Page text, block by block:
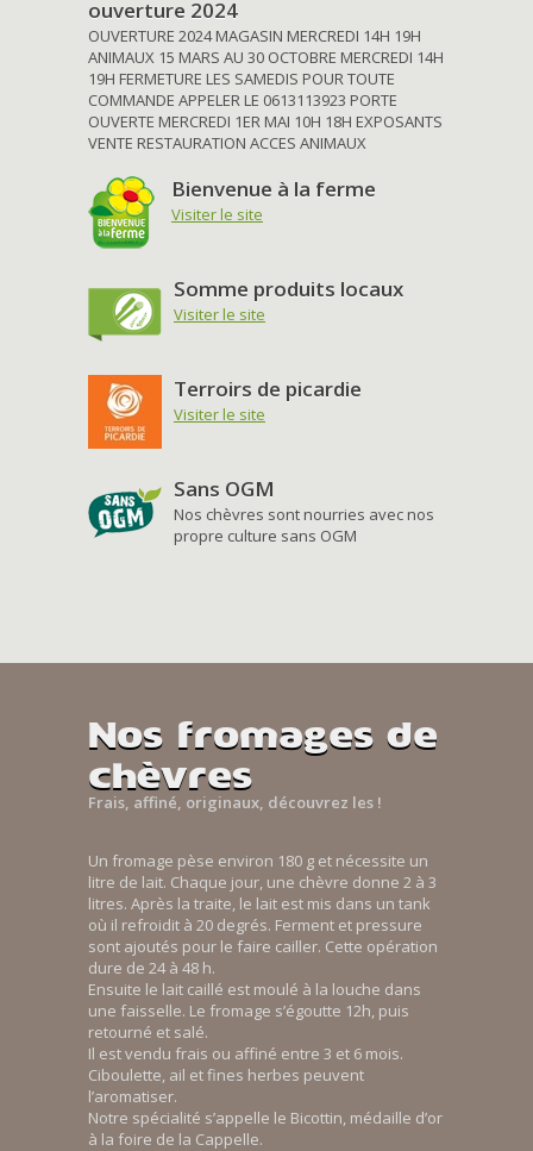
ouverture 2024
OUVERTURE 2024 MAGASIN MERCREDI 14H 19H
ANIMAUX 15 MARS AU 30 OCTOBRE MERCREDI 14H
19H FERMETURE LES SAMEDIS POUR TOUTE
COMMANDE APPELER LE 0613113923 PORTE
OUVERTE MERCREDI 1ER MAI 10H 18H EXPOSANTS
VENTE RESTAURATION ACCES ANIMAUX
Bienvenue à la ferme
Visiter le site
Somme produits locaux
Visiter le site
Terroirs de picardie
Visiter le site
Sans OGM
Nos chèvres sont nourries avec nos
propre culture sans OGM
Nos fromages de
chèvres
Frais, affiné, originaux, découvrez les !
Un fromage pèse environ 180 g et nécessite un
litre de lait. Chaque jour, une chèvre donne 2 à 3
litres. Après la traite, le lait est mis dans un tank
où il refroidit à 20 degrés. Ferment et pressure
sont ajoutés pour le faire cailler. Cette opération
dure de 24 à 48 h.
Ensuite le lait caillé est moulé à la louche dans
une faisselle. Le fromage s’égoutte 12h, puis
retourné et salé.
Il est vendu frais ou affiné entre 3 et 6 mois.
Ciboulette, ail et fines herbes peuvent
l’aromatiser.
Notre spécialité s’appelle le Bicottin, médaille d’or
à la foire de la Cappelle.